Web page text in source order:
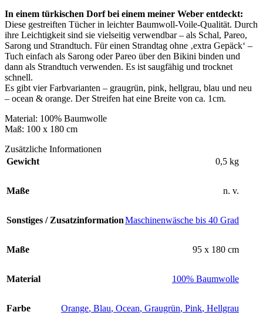
In einem türkischen Dorf bei einem meiner Weber entdeckt:
Diese gestreiften Tücher in leichter Baumwoll-Voile-Qualität. Durch
ihre Leichtigkeit sind sie vielseitig verwendbar – als Schal, Pareo,
Sarong und Strandtuch. Für einen Strandtag ohne ‚extra Gepäck‘ –
Tuch einfach als Sarong oder Pareo über den Bikini binden und
dann als Strandtuch verwenden. Es ist saugfähig und trocknet
schnell.
Es gibt vier Farbvarianten – graugrün, pink, hellgrau, blau und neu
– ocean & orange. Der Streifen hat eine Breite von ca. 1cm.
Material: 100% Baumwolle
Maß: 100 x 180 cm
Zusätzliche Informationen
Gewicht
0,5 kg
Maße n. v.
Sonstiges / ZusatzinformationMaschinenwäsche bis 40 Grad
Maße 95 x 180 cm
Material 100% Baumwolle
Farbe Orange, Blau, Ocean, Graugrün, Pink, Hellgrau